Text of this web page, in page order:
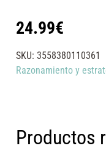
24.99€
SKU:3558380110361
Razonamiento y
Productos